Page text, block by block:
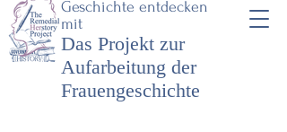
Geschichte entdecken
mit
Das Projekt zur
Aufarbeitung der
Frauengeschichte